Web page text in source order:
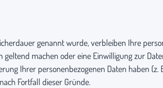
genannt wurde, verbleiben Ihre
machen oder eine Einwilligung zur
Ihrer personenbezogenen Daten haben
Fortfall dieser Gründe.